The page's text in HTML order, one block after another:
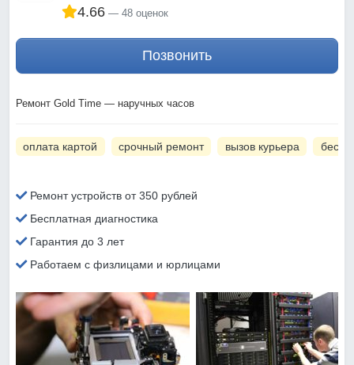
4.66 48 оценок
Позвонить
Ремонт Gold Time — наручных часов
оплата картой срочный ремонт вызов курьера
Ремонт устройств от 350 рублей
Бесплатная диагностика
Гарантия до 3 лет
Работаем с физлицами и юрлицами